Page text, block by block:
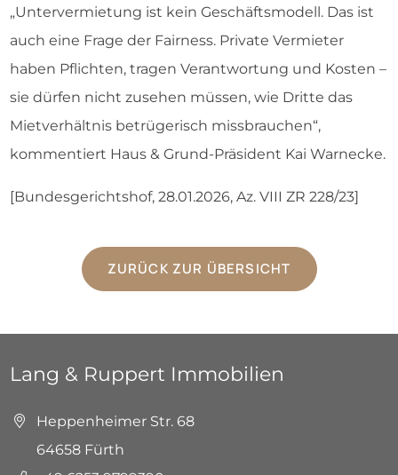
„Untervermietung ist kein Geschäftsmodell. Das ist
auch eine Frage der Fairness. Private Vermieter
haben Pflichten, tragen Verantwortung und Kosten –
sie dürfen nicht zusehen müssen, wie Dritte das
Mietverhältnis betrügerisch missbrauchen“,
kommentiert Haus & Grund-Präsident Kai Warnecke.
[Bundesgerichtshof, 28.01.2026, Az. VIII ZR 228/23]
ZURÜCK ZUR ÜBERSICHT
Lang & Ruppert Immobilien
Heppenheimer Str. 68
64658 Fürth